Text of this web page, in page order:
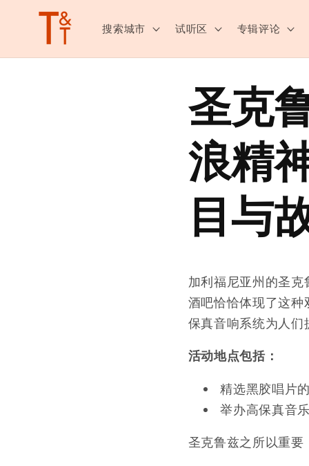
跳至内
搜索城市 试听区 专辑评论
圣克
浪精
目与
加利福尼亚州的圣
酒吧恰恰体现了这
保真音响系统为人
活动地点包括：
精选黑胶唱片
举办高保真音
圣克鲁兹之所以重